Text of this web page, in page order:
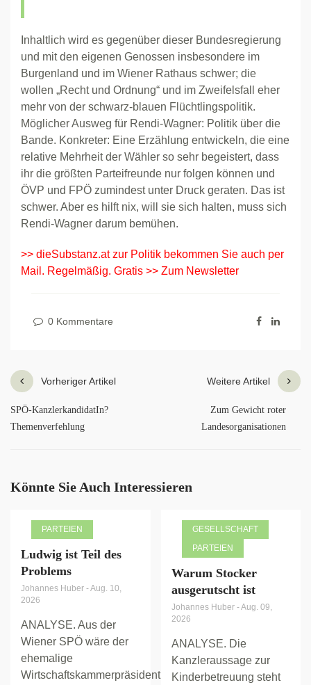
Inhaltlich wird es gegenüber dieser Bundesregierung
und mit den eigenen Genossen insbesondere im
Burgenland und im Wiener Rathaus schwer; die
wollen „Recht und Ordnung“ und im Zweifelsfall eher
mehr von der schwarz-blauen Flüchtlingspolitik.
Möglicher Ausweg für Rendi-Wagner: Politik über die
Bande. Konkreter: Eine Erzählung entwickeln, die eine
relative Mehrheit der Wähler so sehr begeistert, dass
ihr die größten Parteifreunde nur folgen können und
ÖVP und FPÖ zumindest unter Druck geraten. Das ist
schwer. Aber es hilft nix, will sie sich halten, muss sich
Rendi-Wagner darum bemühen.
>> dieSubstanz.at zur Politik bekommen Sie auch per
Mail. Regelmäßig. Gratis >> Zum Newsletter
0 Kommentare
Vorheriger Artikel
SPÖ-KanzlerkandidatIn?
Themenverfehlung
Weitere Artikel
Zum Gewicht roter
Landesorganisationen
Könnte Sie Auch Interessieren
PARTEIEN
Ludwig ist Teil des
Problems
Johannes Huber -Aug. 10,
2026
ANALYSE. Aus der
Wiener SPÖ wäre der
ehemalige
Wirtschaftskammerpräsident
GESELLSCHAFT
PARTEIEN
Warum Stocker
ausgerutscht ist
Johannes Huber -Aug. 09,
2026
ANALYSE. Die
Kanzleraussage zur
Kinderbetreuung steht